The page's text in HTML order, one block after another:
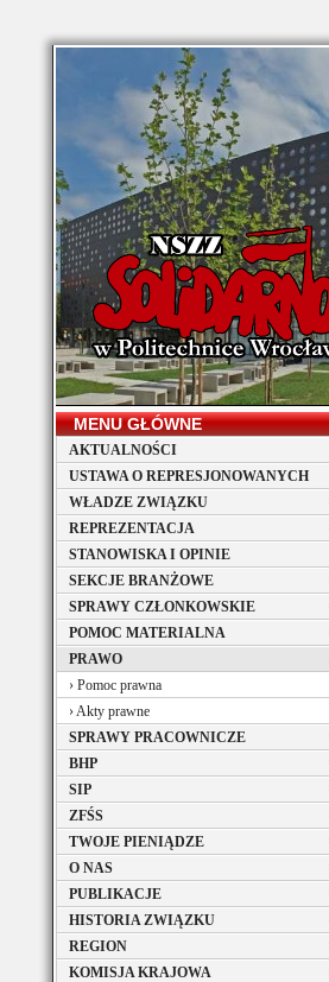
MENU GŁÓWNE
AKTUALNOŚCI
USTAWA O REPRESJONOWANYCH
WŁADZE ZWIĄZKU
REPREZENTACJA
STANOWISKA I OPINIE
SEKCJE BRANŻOWE
SPRAWY CZŁONKOWSKIE
POMOC MATERIALNA
PRAWO
Pomoc prawna
Akty prawne
SPRAWY PRACOWNICZE
BHP
SIP
ZFŚS
TWOJE PIENIĄDZE
O NAS
PUBLIKACJE
HISTORIA ZWIĄZKU
REGION
KOMISJA KRAJOWA